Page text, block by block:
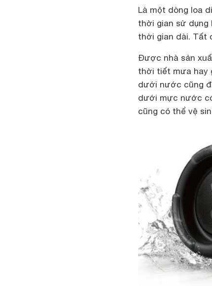
Là một dòng loa
thời gian sử dụng
thời gian dài. Tất
Được nhà sản
thời tiết mưa hay
dưới nước cũng
dưới mực nước
cũng có thể vệ